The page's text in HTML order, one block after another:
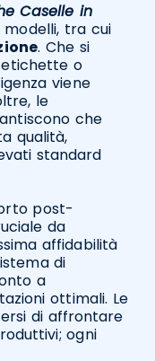
Caselle in
tra cui
. Che si
o
viene
le
che
qualità,
standard
post-
da
affidabilità
di
a
ottimali. Le
di affrontare
ogni